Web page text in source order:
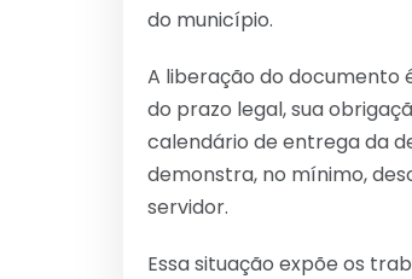
do município.
A liberação do documento
do prazo legal, sua
calendário de entrega da
demonstra, no mínimo,
servidor.
Essa situação expõe os